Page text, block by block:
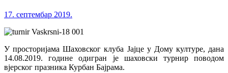
17. септембар 2019.
У просторијама Шаховског клуба Јајце у Дому културе, дана
14.08.2019. године одигран је шаховски турнир поводом
вјерског празника Курбан Бајрама.